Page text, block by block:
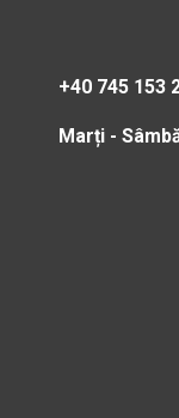
+40 745 153
Marți -